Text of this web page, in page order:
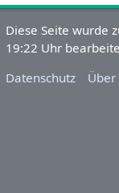
Diese Seite wurde
19:22 Uhr
Datenschutz